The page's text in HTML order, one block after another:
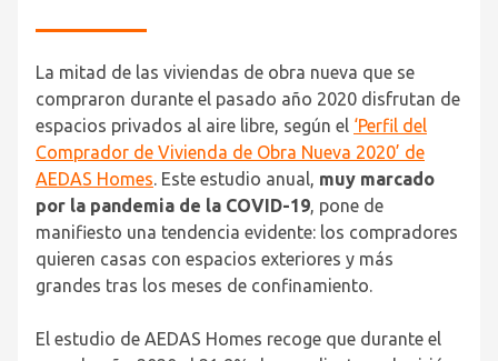
La mitad de las viviendas de obra nueva que se
compraron durante el pasado año 2020 disfrutan de
espacios privados al aire libre, según el ‘Perfil del
Comprador de Vivienda de Obra Nueva 2020’ de
AEDAS Homes. Este estudio anual, muy marcado
por la pandemia de la COVID-19, pone de
manifiesto una tendencia evidente: los compradores
quieren casas con espacios exteriores y más
grandes tras los meses de confinamiento.
El estudio de AEDAS Homes recoge que durante el